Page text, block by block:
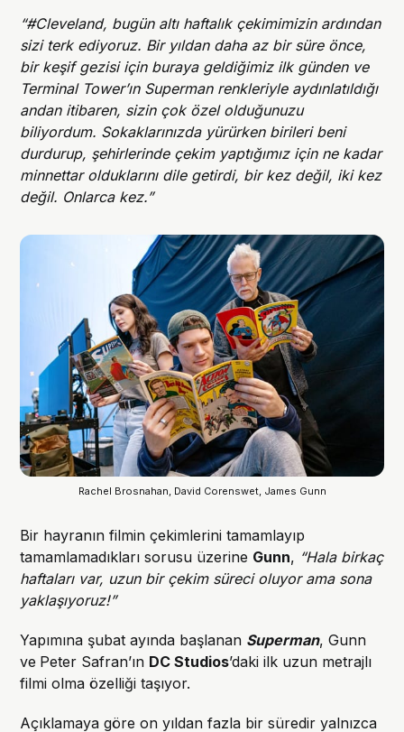
“#Cleveland, bugün altı haftalık çekimimizin ardından
sizi terk ediyoruz. Bir yıldan daha az bir süre önce,
bir keşif gezisi için buraya geldiğimiz ilk günden ve
Terminal Tower’ın Superman renkleriyle aydınlatıldığı
andan itibaren, sizin çok özel olduğunuzu
biliyordum. Sokaklarınızda yürürken birileri beni
durdurup, şehirlerinde çekim yaptığımız için ne kadar
minnettar olduklarını dile getirdi, bir kez değil, iki kez
değil. Onlarca kez.”
Rachel Brosnahan, David Corenswet, James Gunn
Bir hayranın filmin çekimlerini tamamlayıp
tamamlamadıkları sorusu üzerine Gunn, “Hala birkaç
haftaları var, uzun bir çekim süreci oluyor ama sona
yaklaşıyoruz!”
Yapımına şubat ayında başlanan Superman, Gunn
ve Peter Safran’ın DC Studios’daki ilk uzun metrajlı
filmi olma özelliği taşıyor.
Açıklamaya göre on yıldan fazla bir süredir yalnızca